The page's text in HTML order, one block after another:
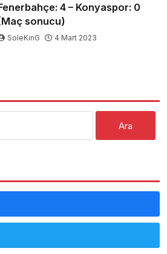
4 – Konyaspor: 0
sonucu)
SoleKinG 4 Mart 2023